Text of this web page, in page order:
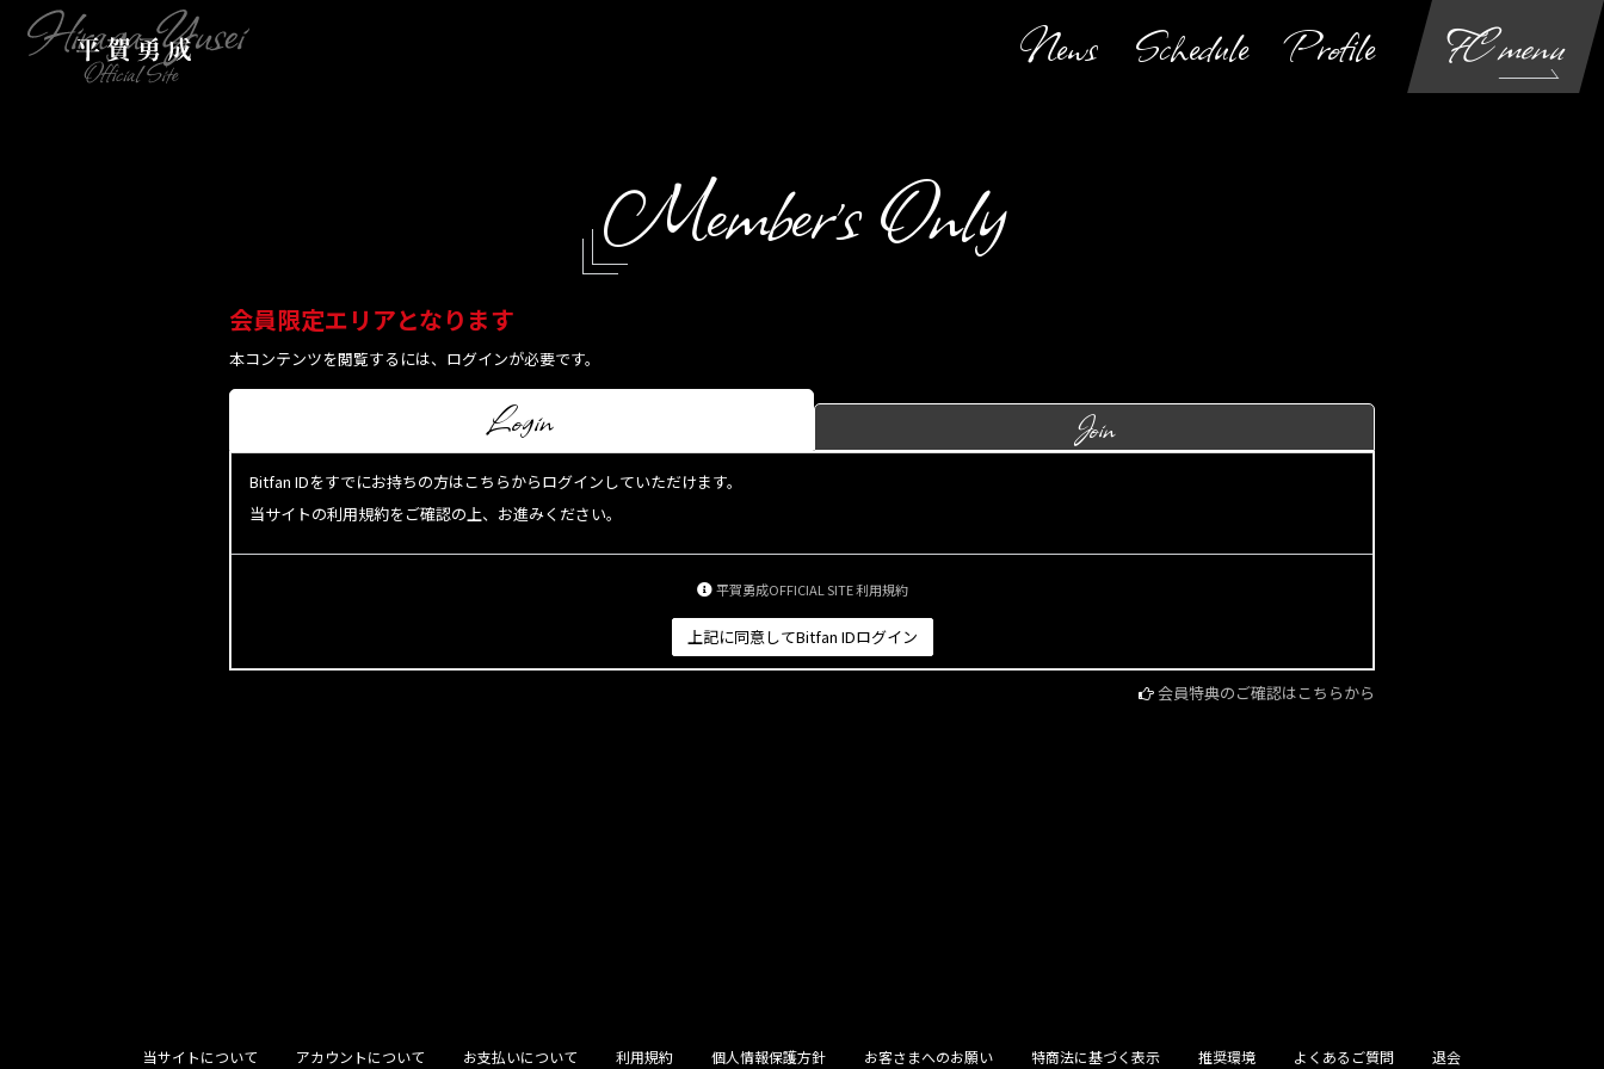
News Schedule Profile FC menu
Member's Only
会員限定エリアとなります
本コンテンツを閲覧するには、ログインが必要です。
Login Join
Bitfan IDをすでにお持ちの方はこちらからログインしていただけます。
当サイトの利用規約をご確認の上、お進みください。
平賀勇成OFFICIAL SITE 利用規約
上記に同意してBitfan IDログイン
会員特典のご確認はこちらから
当サイトについて アカウントについて お支払いについて 利用規約 個人情報保護方針 お客さまへのお願い 特商法に基づく表示 推奨環境 よくあるご質問 退会